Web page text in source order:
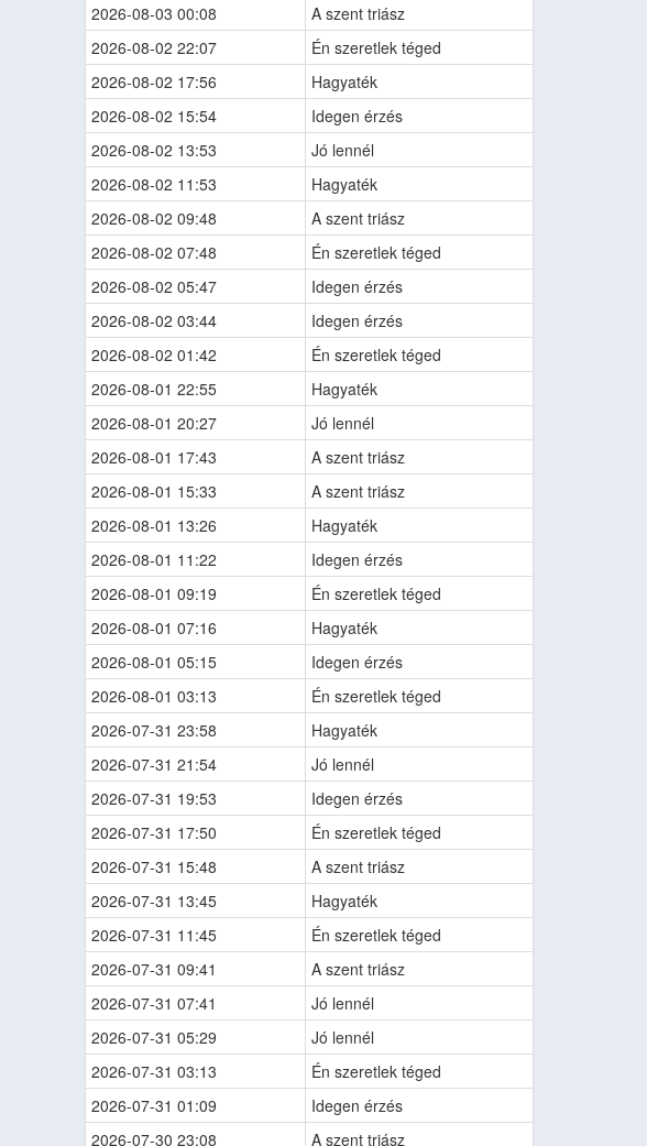
2026-08-03 00:08
A szent triász
2026-08-02 22:07
Én szeretlek téged
2026-08-02 17:56
Hagyaték
2026-08-02 15:54
Idegen érzés
2026-08-02 13:53
Jó lennél
2026-08-02 11:53
Hagyaték
2026-08-02 09:48
A szent triász
2026-08-02 07:48
Én szeretlek téged
2026-08-02 05:47
Idegen érzés
2026-08-02 03:44
Idegen érzés
2026-08-02 01:42
Én szeretlek téged
2026-08-01 22:55
Hagyaték
2026-08-01 20:27
Jó lennél
2026-08-01 17:43
A szent triász
2026-08-01 15:33
A szent triász
2026-08-01 13:26
Hagyaték
2026-08-01 11:22
Idegen érzés
2026-08-01 09:19
Én szeretlek téged
2026-08-01 07:16
Hagyaték
2026-08-01 05:15
Idegen érzés
2026-08-01 03:13
Én szeretlek téged
2026-07-31 23:58
Hagyaték
2026-07-31 21:54
Jó lennél
2026-07-31 19:53
Idegen érzés
2026-07-31 17:50
Én szeretlek téged
2026-07-31 15:48
A szent triász
2026-07-31 13:45
Hagyaték
2026-07-31 11:45
Én szeretlek téged
2026-07-31 09:41
A szent triász
2026-07-31 07:41
Jó lennél
2026-07-31 05:29
Jó lennél
2026-07-31 03:13
Én szeretlek téged
2026-07-31 01:09
Idegen érzés
2026-07-30 23:08
A szent triász